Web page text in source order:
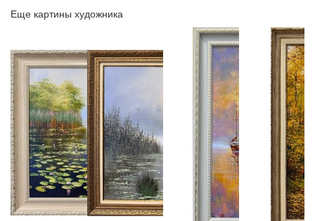
Еще картины художника